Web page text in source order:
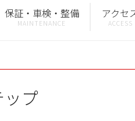
保証・車検・整備 アクセ
ップ